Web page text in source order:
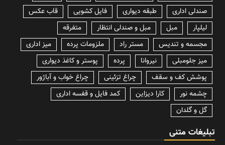
صندلی اداری
طبقه دیواری فایل کشویی
قاب عکس
لیلپار
مبل مبل و صندلی انتظار
متفرقه
مجسمه و تندیس
مستر راد ملزومات پرده
میز اداری
میز جلومبلی
نیروانا پرده
پوستر و کاغذ دیواری
پوشش کف و سقف
چراغ تزئینی
چراغ خواب و آباژور
چشمه نور
کارا دیزاین
کمد فایل و قفسه اداری
گل و گلدان
تبلیغات متنی